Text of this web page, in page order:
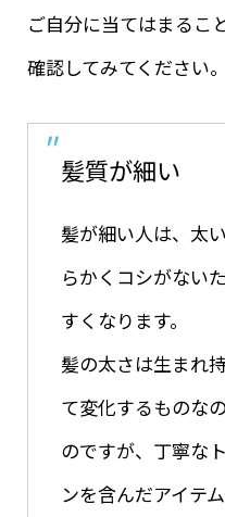
ご自分に当てはまるこ
確認してみてください。
髪質が細い
髪が細い人は、太
らかくコシがない
すくなります。
髪の太さは生まれ
て変化するものな
のですが、丁寧な
ンを含んだアイテ